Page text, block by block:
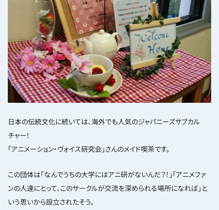
日本の伝統文化に続いては、海外でも人気のジャパニーズサブカル
チャー！
「アニメーション・ヴォイス研究会」さんのメイド喫茶です。
この団体は「なんでうちの大学にはアニ研がないんだ？！」「アニメファ
ンの人達にとって、このサークルが交流を深められる場所になれば」と
いう思いから設立されたそう。